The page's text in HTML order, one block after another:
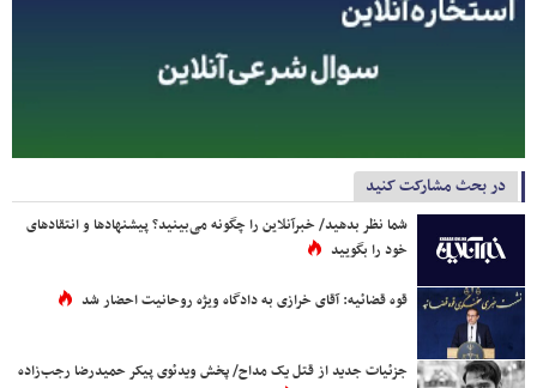
در بحث مشارکت کنید
شما نظر بدهید/ خبرآنلاین را چگونه می‌بینید؟ پیشنهادها و انتقادهای
خود را بگویید
قوه قضائیه: آقای خرازی به دادگاه ویژه روحانیت احضار شد
جزئیات جدید از قتل یک مداح/ پخش ویدئوی پیکر حمیدرضا رجب‌زاده